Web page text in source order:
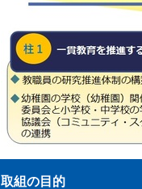
取組の目的